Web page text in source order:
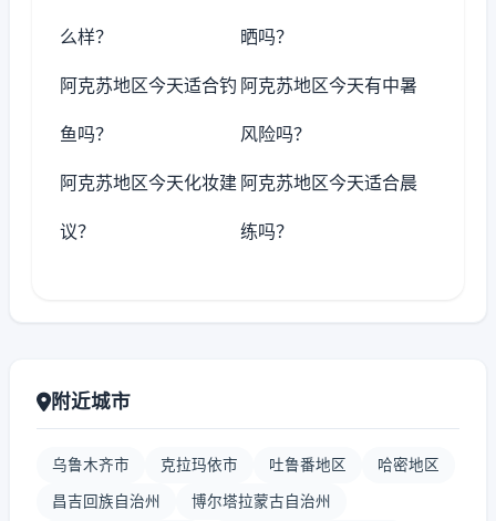
么样？ 晒吗？
阿克苏地区今天适合钓
鱼吗？
阿克苏地区今天有中暑
风险吗？
阿克苏地区今天化妆建
议？
阿克苏地区今天适合晨
练吗？
附近城市
乌鲁木齐市 克拉玛依市 吐鲁番地区 哈密地区
昌吉回族自治州 博尔塔拉蒙古自治州